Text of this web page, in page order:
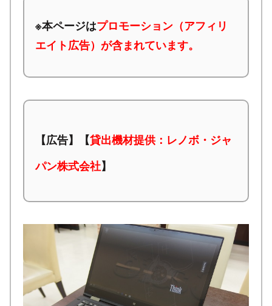
※本ページはプロモーション（アフィリ
エイト広告）が含まれています。
【広告】【貸出機材提供：レノボ・ジャ
パン株式会社】